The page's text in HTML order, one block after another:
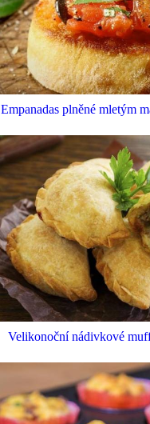
Empanadas plněné mletým
Velikonoční nádivkové